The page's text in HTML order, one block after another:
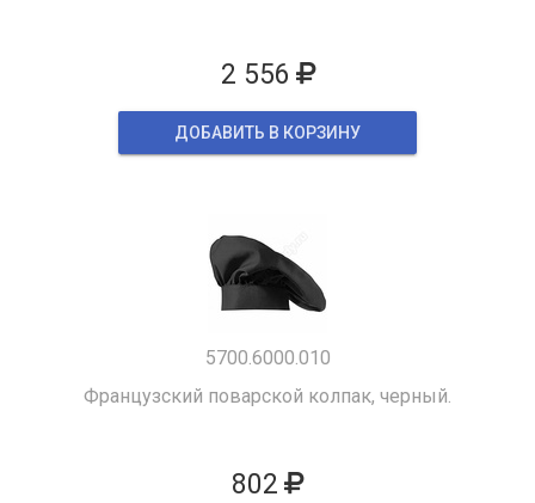
2 556
ДОБАВИТЬ В КОРЗИНУ
5700.6000.010
Французский поварской колпак, черный.
802